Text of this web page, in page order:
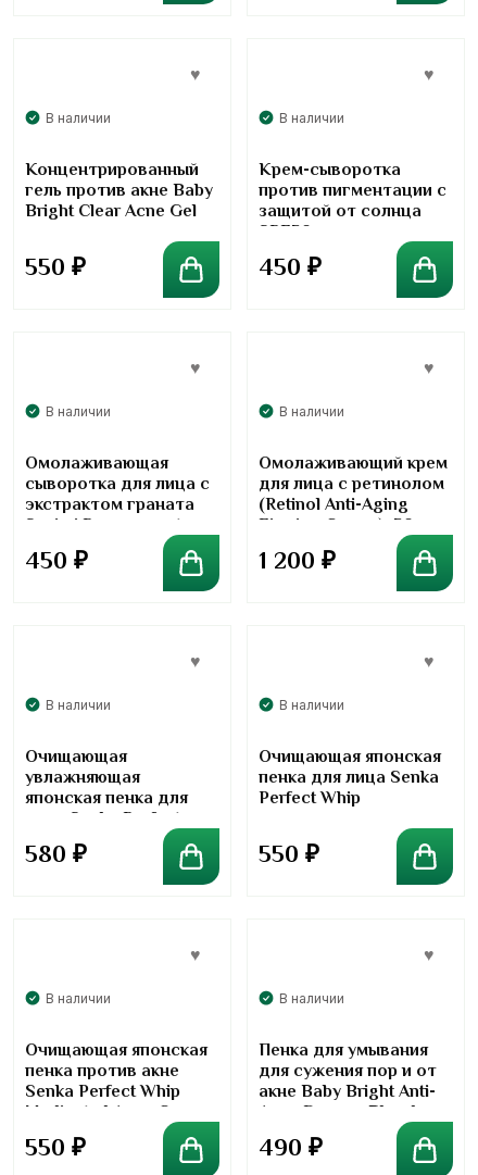
В наличии
Концентрированный
гель против акне Baby
Bright Clear Acne Gel
550 ₽
В наличии
Крем-сыворотка
против пигментации с
защитой от солнца
SPF50+
450 ₽
В наличии
Омолаживающая
сыворотка для лица с
экстрактом граната
Sasimi Pomegranate
Face Serum
450 ₽
В наличии
Омолаживающий крем
для лица с ретинолом
(Retinol Anti-Aging
Firming Cream), 50 г
1 200 ₽
В наличии
Очищающая
увлажняющая
японская пенка для
лица Senka Perfect
Whip Collagen in
580 ₽
В наличии
Очищающая японская
пенка для лица Senka
Perfect Whip
550 ₽
В наличии
Очищающая японская
пенка против акне
Senka Perfect Whip
Medicated Acne Care
550 ₽
В наличии
Пенка для умывания
для сужения пор и от
акне Baby Bright Anti-
Acne Dragon Blood
Cleansing Foam, 120 гр
490 ₽